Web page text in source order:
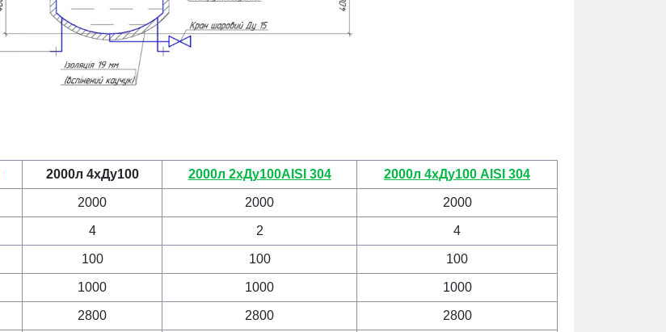
2000л 4хДу100 2000л 2хДу100AISI 304 2000л 4хДу100 AISI 304
2000 2000 2000
4 2 4
100 100 100
1000 1000 1000
2800 2800 2800